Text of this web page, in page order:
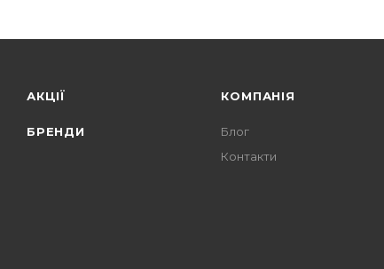
АКЦІЇ
БРЕНДИ
КОМПАНІЯ
Блог
Контакти